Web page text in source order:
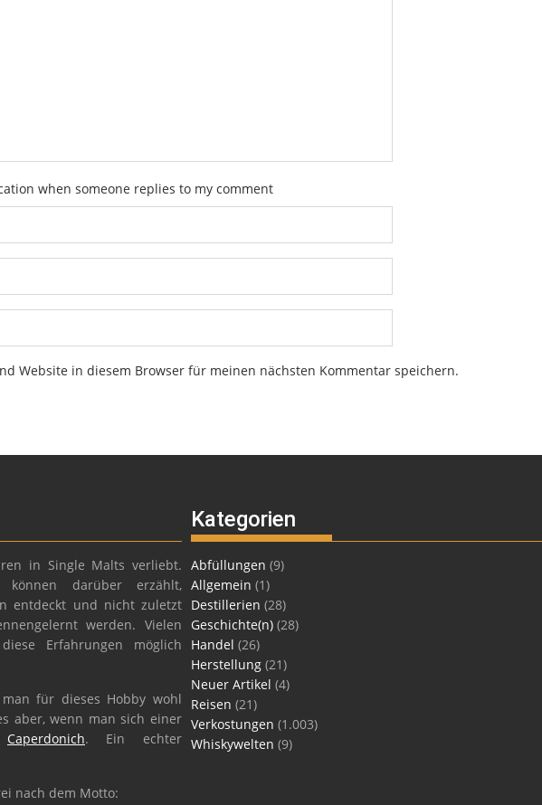
when someone replies to my comment
Website in diesem Browser für meinen nächsten Kommentar speichern.
in Single Malts verliebt.
können darüber erzählt,
entdeckt und nicht zuletzt
werden. Vielen
Erfahrungen möglich
für dieses Hobby wohl
aber, wenn man sich einer
Caperdonich. Ein echter
nach dem Motto:
Kategorien
Abfüllungen (9)
Allgemein (1)
Destillerien (28)
Geschichte(n)(28)
Handel (26)
Herstellung(21)
Neuer Artikel (4)
Reisen (21)
Verkostungen (1.003)
Whiskywelten (9)